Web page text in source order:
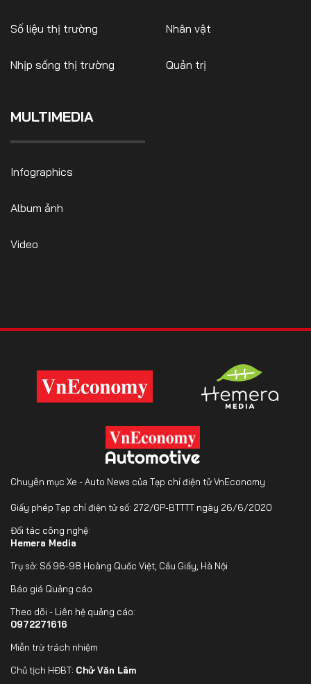
Số liệu thị trường
Nhịp sống thị trường
Nhân vật
Quản trị
MULTIMEDIA
Infographics
Album ảnh
Video
Chuyên mục Xe - Auto News của Tạp chí điện tử VnEconomy
Giấy phép Tạp chí điện tử số: 272/GP-BTTTT ngày 26/6/2020
Đối tác công nghệ:
Hemera Media
Trụ sở: Số 96-98 Hoàng Quốc Việt, Cầu Giấy, Hà Nội
Báo giá Quảng cáo
Theo dõi - Liên hệ quảng cáo:
0972271616
Miễn trừ trách nhiệm
Chủ tịch HĐBT: Chử Văn Lâm